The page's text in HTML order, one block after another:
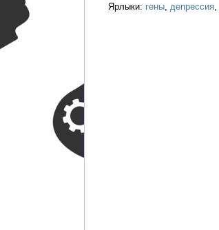
Ярлыки: гены, депрессия,